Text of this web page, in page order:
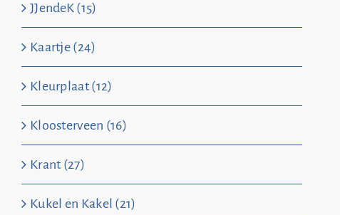
JJendeK (15)
Kaartje (24)
Kleurplaat (12)
Kloosterveen (16)
Krant (27)
Kukel en Kakel (21)